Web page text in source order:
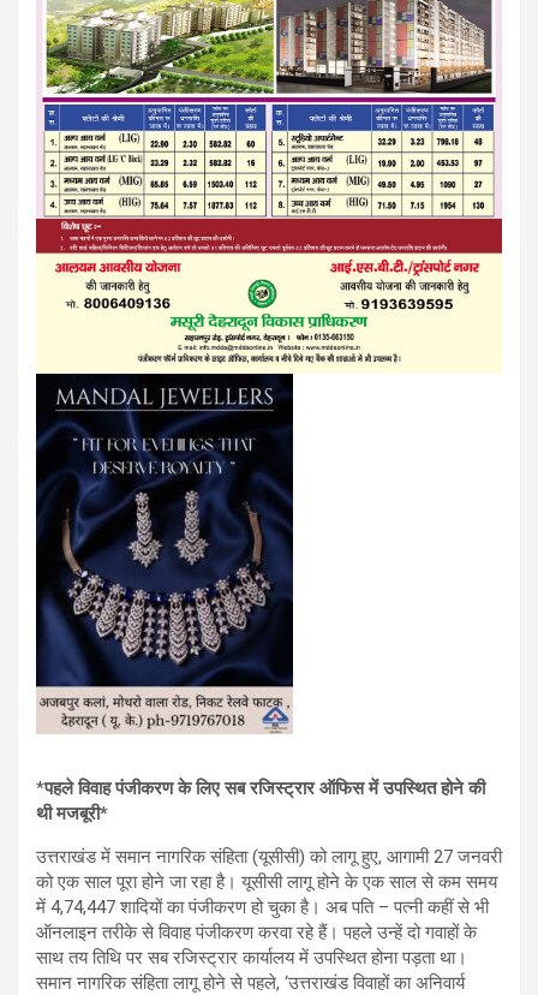
*पहले विवाह पंजीकरण के लिए सब रजिस्ट्रार ऑफिस में उपस्थित होने की
थी मजबूरी*
उत्तराखंड में समान नागरिक संहिता (यूसीसी) को लागू हुए, आगामी 27 जनवरी
को एक साल पूरा होने जा रहा है। यूसीसी लागू होने के एक साल से कम समय
में 4,74,447 शादियों का पंजीकरण हो चुका है। अब पति – पत्नी कहीं से भी
ऑनलाइन तरीके से विवाह पंजीकरण करवा रहे हैं। पहले उन्हें दो गवाहों के
साथ तय तिथि पर सब रजिस्ट्रार कार्यालय में उपस्थित होना पड़ता था।
समान नागरिक संहिता लागू होने से पहले, ‘उत्तराखंड विवाहों का अनिवार्य